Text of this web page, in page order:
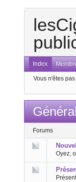
Index
Vous n'êtes pas
Forums
Oyez,